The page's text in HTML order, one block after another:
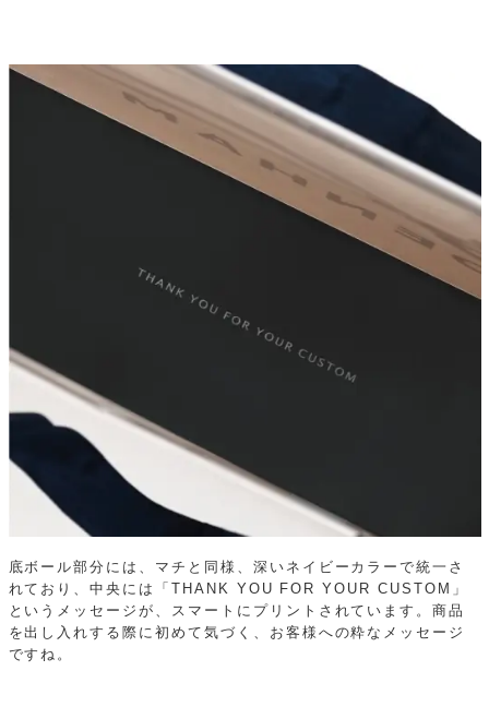
底ボール部分には、マチと同様、深いネイビーカラーで統一さ
れており、中央には「THANK YOU FOR YOUR CUSTOM」
というメッセージが、スマートにプリントされています。商品
を出し入れする際に初めて気づく、お客様への粋なメッセージ
ですね。